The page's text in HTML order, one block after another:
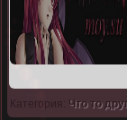
Категория: Что то